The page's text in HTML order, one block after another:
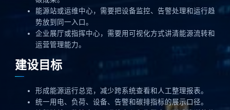
能源站或运维中心，需要把设备监控、告警处理和运行趋
势放到同一入口。
企业展厅或指挥中心，需要用可视化方式讲清能源流转和
运营管理能力。
建设目标
形成能源运行总览，减少跨系统查看和人工整理报表。
统一用电、负荷、设备、告警和碳排指标的展示口径。